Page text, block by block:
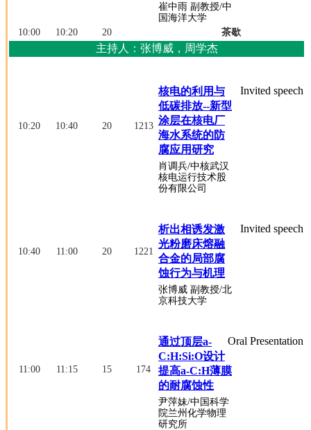
崔中雨 副教授/中
国海洋大学
10:00 10:20 20 茶歇
主持人：张博威，周学杰
10:20 10:40 20 1213
核电的利用与
低碳排放--新型
涂层在核电厂
海水系统的防
腐应用研究
肖调兵/中核武汉
核电运行技术股
份有限公司
Invited speech
10:40 11:00 20 1221
析出相诱发激
光粉磨床熔融
合金的局部腐
蚀行为与机理
张博威 副教授/北
京科技大学
Invited speech
11:00 11:15 15 174
通过顶层a-
C:H:Si:O设计
提高a-C:H薄膜
的耐腐蚀性
尹萍妹/中国科学
院兰州化学物理
研究所
Oral Presentation